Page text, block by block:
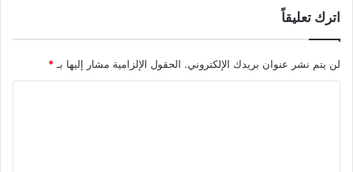
اترك تعليقاً
لن يتم نشر عنوان بريدك الإلكتروني. الحقول الإلزامية مشار إليها بـ*